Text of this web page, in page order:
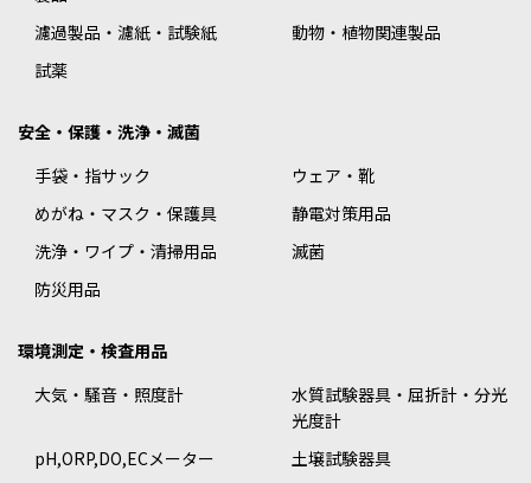
濾過製品・濾紙・試験紙
動物・植物関連製品
試薬
安全・保護・洗浄・滅菌
手袋・指サック
ウェア・靴
めがね・マスク・保護具
静電対策用品
洗浄・ワイプ・清掃用品
滅菌
防災用品
環境測定・検査用品
大気・騒音・照度計
水質試験器具・屈折計・分光
光度計
pH,ORP,DO,ECメーター
土壌試験器具